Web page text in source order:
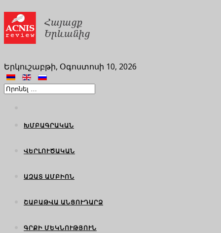
Երկուշաբթի, Օգոստոսի 10, 2026
ԽՄԲԱԳՐԱԿԱՆ
ՎԵՐԼՈՒԾԱԿԱՆ
ԱԶԱՏ ԱՄԲԻՈՆ
ՇԱԲԱԹՎԱ ԱՆՑՈՒԴԱՐՁ
ԳՐՔԻ ՄԵԿՆՈՒԹՅՈՒՆ